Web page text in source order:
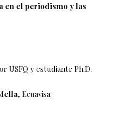
en el periodismo y las
USFQ y estudiante Ph.D.
, Ecuavisa.